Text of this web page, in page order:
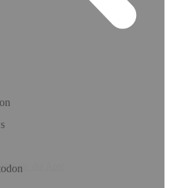
Hol dir die App!